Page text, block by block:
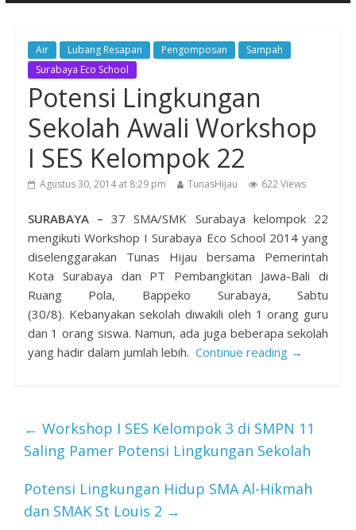
Air Lubang Resapan Pengomposan
Sampah
Surabaya Eco School
Potensi Lingkungan
Sekolah Awali Workshop
I SES Kelompok 22
Agustus 30, 2014 at 8:29 pm TunasHijau 622 Views
SURABAYA – 37 SMA/SMK Surabaya kelompok 22
mengikuti Workshop I Surabaya Eco School 2014 yang
diselenggarakan Tunas Hijau bersama Pemerintah
Kota Surabaya dan PT Pembangkitan Jawa-Bali di
Ruang Pola, Bappeko Surabaya, Sabtu
(30/8). Kebanyakan sekolah diwakili oleh 1 orang guru
dan 1 orang siswa. Namun, ada juga beberapa sekolah
yang hadir dalam jumlah lebih. Continue reading →
← Workshop I SES Kelompok 3 di SMPN 11
Saling Pamer Potensi Lingkungan Sekolah
Potensi Lingkungan Hidup SMA Al-Hikmah
dan SMAK St Louis 2 →